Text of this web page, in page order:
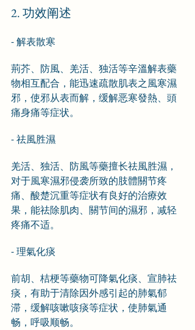
2. 功效阐述
- 解表散寒
荊芥、防風、羌活、独活等辛溫解表藥
物相互配合，能迅速疏散肌表之風寒濕
邪，使邪从表而解，缓解恶寒發熱、頭
痛身痛等症状。
- 祛風胜濕
羌活、独活、防風等藥擅长祛風胜濕，
对于風寒濕邪侵袭所致的肢體關节疼
痛、酸楚沉重等症状有良好的治療效
果，能祛除肌肉、關节间的濕邪，减轻
疼痛不适。
- 理氣化痰
前胡、桔梗等藥物可降氣化痰、宣肺祛
痰，有助于清除因外感引起的肺氣郁
滞，缓解咳嗽咳痰等症状，使肺氣通
畅，呼吸顺畅。